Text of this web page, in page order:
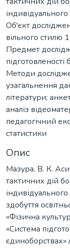
Об'єкт
вільного стилю
Предмет
Методи
узагальнення
літератури;
аналіз
педагогічний
статистики
Опис
Мазура, В. К.
тактичних дій
здобуття
«Фізична
«Система